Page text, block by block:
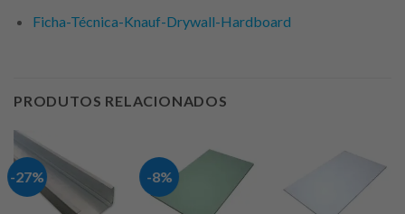
Ficha-Técnica-Knauf-Drywall-Hardboard
PRODUTOS RELACIONADOS
-27% -8%